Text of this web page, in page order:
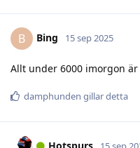
B Bing 15 sep 2025
Allt under 6000 imorgon
damphunden gillar detta